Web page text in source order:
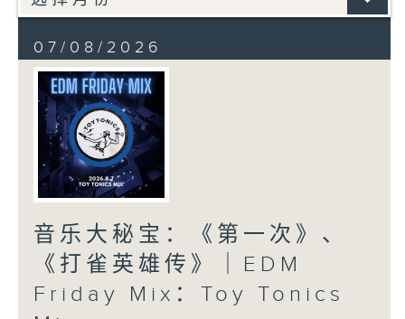
07/08/2026
音乐大秘宝：《第一次》、
《打雀英雄传》｜EDM
Friday Mix：Toy Tonics